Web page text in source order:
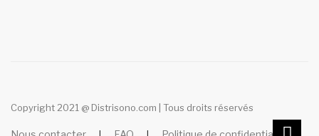
Copyright 2021 @ Distrisono.com | Tous droits réservés